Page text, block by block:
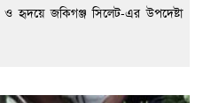
হৃদয়ে জকিগঞ্জ সিলেট-এর উপদেষ্টা